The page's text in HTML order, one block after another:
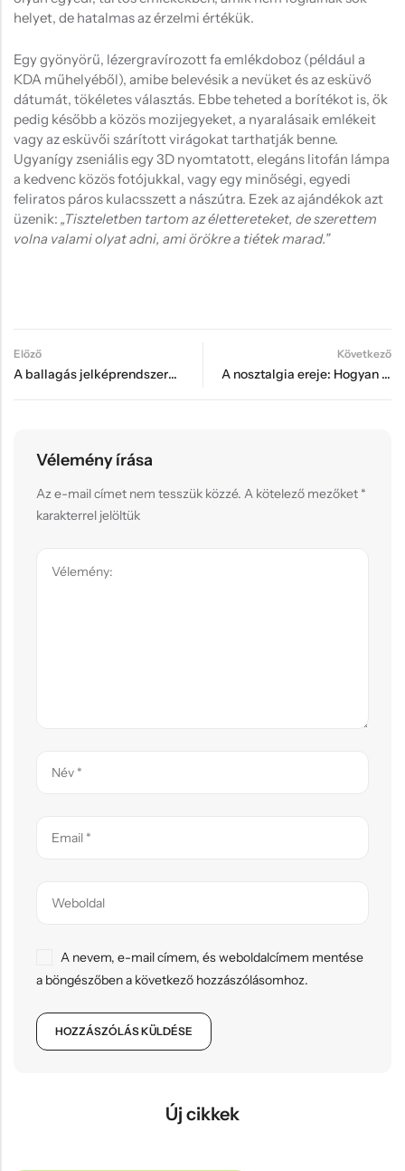
helyet, de hatalmas az érzelmi értékük.
Egy gyönyörű, lézergravírozott fa emlékdoboz (például a
KDA műhelyéből), amibe belevésik a nevüket és az esküvő
dátumát, tökéletes választás. Ebbe teheted a borítékot is, ők
pedig később a közös mozijegyeket, a nyaralásaik emlékeit
vagy az esküvői szárított virágokat tarthatják benne.
Ugyanígy zseniális egy 3D nyomtatott, elegáns litofán lámpa
a kedvenc közös fotójukkal, vagy egy minőségi, egyedi
feliratos páros kulacsszett a nászútra. Ezek az ajándékok azt
üzenik: „Tiszteletben tartom az élettereteket, de szerettem
volna valami olyat adni, ami örökre a tiétek marad.”
Előző
A ballagás jelképrendszere: Miért adunk tarisznyát és mit tegyünk bele ma?
Következő
A nosztalgia ereje: Hogyan őrizhet meg egy pólóminta egy egész gyerekkort?
Vélemény írása
Az e-mail címet nem tesszük közzé. A kötelező mezőket *
karakterrel jelöltük
A nevem, e-mail címem, és weboldalcímem mentése
a böngészőben a következő hozzászólásomhoz.
Új cikkek